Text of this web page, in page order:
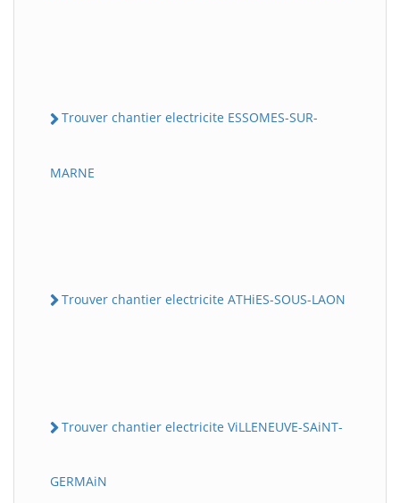
Trouver chantier electricite ESSOMES-SUR-
MARNE
Trouver chantier electricite ATHiES-SOUS-LAON
Trouver chantier electricite ViLLENEUVE-SAiNT-
GERMAiN